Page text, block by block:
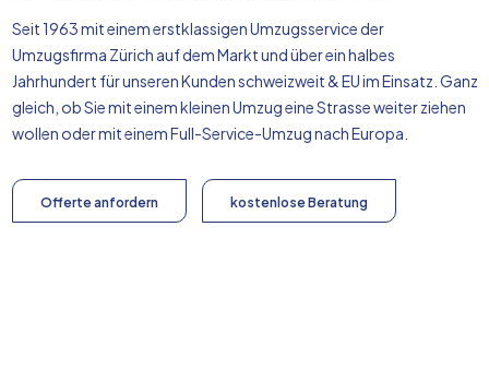
Seit 1963 mit einem erstklassigen Umzugsservice der
Umzugsfirma Zürich auf dem Markt und über ein halbes
Jahrhundert für unseren Kunden schweizweit & EU im Einsatz. Ganz
gleich, ob Sie mit einem kleinen Umzug eine Strasse weiter ziehen
wollen oder mit einem Full-Service-Umzug nachEuropa
Offerte anfordern kostenlose Beratung